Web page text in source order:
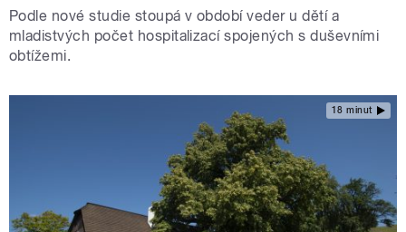
Podle nové studie stoupá v období veder u dětí a
mladistvých počet hospitalizací spojených s duševními
obtížemi.
18 minut